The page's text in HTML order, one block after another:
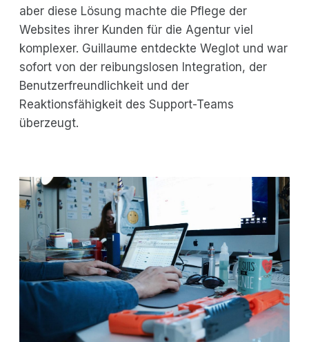
aber diese Lösung machte die Pflege der
Websites ihrer Kunden für die Agentur viel
komplexer. Guillaume entdeckte Weglot und war
sofort von der reibungslosen Integration, der
Benutzerfreundlichkeit und der
Reaktionsfähigkeit des Support-Teams
überzeugt.